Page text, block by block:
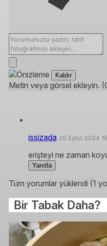
Kaldır
Metin veya görsel ekleyin.
issizada 20 Eylül 2024
erişteyi ne zaman
Yanıtla
Tüm yorumlar yüklendi (1
Bir Tabak Daha?